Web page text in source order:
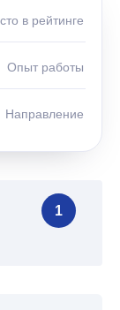
в рейтинге
Опыт работы
Направление
1